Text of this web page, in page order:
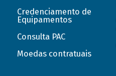
Credenciamento de
Equipamentos
Consulta PAC
Moedas contratuais